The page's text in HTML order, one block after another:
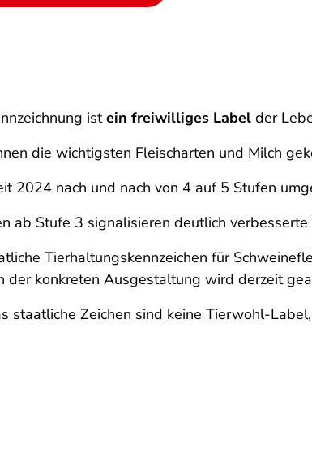
istein freiwilliges Label der
die wichtigsten Fleischarten und Milch
2024 nach und nach von 4 auf 5 Stufen
ab Stufe 3 signalisieren deutlich
Tierhaltungskennzeichen für
der konkreten Ausgestaltung wird derzeit
staatliche Zeichen sind keine Tierwohl-